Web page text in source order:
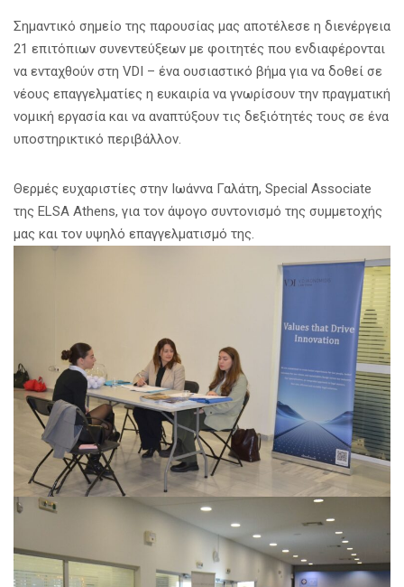
Σημαντικό σημείο της παρουσίας μας αποτέλεσε η διενέργεια
21 επιτόπιων συνεντεύξεων με φοιτητές που ενδιαφέρονται
να ενταχθούν στη VDI – ένα ουσιαστικό βήμα για να δοθεί σε
νέους επαγγελματίες η ευκαιρία να γνωρίσουν την πραγματική
νομική εργασία και να αναπτύξουν τις δεξιότητές τους σε ένα
υποστηρικτικό περιβάλλον.
Θερμές ευχαριστίες στην Ιωάννα Γαλάτη, Special Associate
της ELSA Athens, για τον άψογο συντονισμό της συμμετοχής
μας και τον υψηλό επαγγελματισμό της.